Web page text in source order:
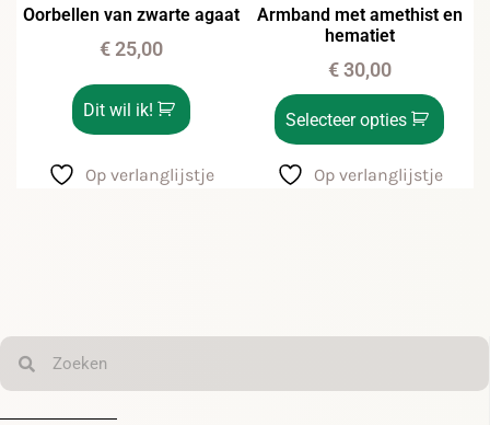
Oorbellen van zwarte agaat
€25,00
Dit wil ik!
Op verlanglijstje
Armband met amethist en
hematiet
€30,00
Selecteer opties
Op verlanglijstje